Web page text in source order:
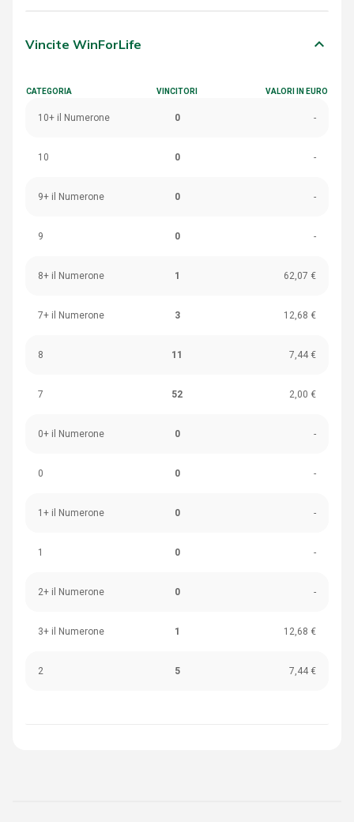
Vincite WinForLife keyboard_arrow_down
CATEGORIA VINCITORI VALORI IN EURO
10+ il Numerone 0 -
10 0 -
9+ il Numerone 0 -
9 0 -
8+ il Numerone 1 62,07 €
7+ il Numerone 3 12,68 €
8 11 7,44 €
7 52 2,00 €
0+ il Numerone 0 -
0 0 -
1+ il Numerone 0 -
1 0 -
2+ il Numerone 0 -
3+ il Numerone 1 12,68 €
2 5 7,44 €